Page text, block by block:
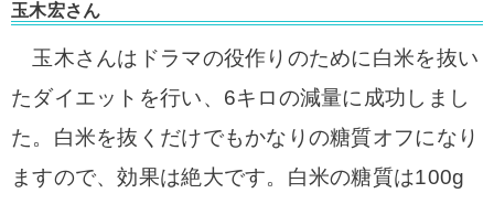
玉木宏さん
玉木さんはドラマの役作りのために白米を抜い
たダイエットを行い、6キロの減量に成功しまし
た。 白米を抜くだけでもかなりの糖質オフになり
ますので、効果は絶大です。 白米の糖質は100g